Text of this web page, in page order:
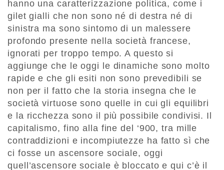
hanno una caratterizzazione politica, come i
gilet gialli che non sono né di destra né di
sinistra ma sono sintomo di un malessere
profondo presente nella società francese,
ignorati per troppo tempo. A questo si
aggiunge che le oggi le dinamiche sono molto
rapide e che gli esiti non sono prevedibili se
non per il fatto che la storia insegna che le
società virtuose sono quelle in cui gli equilibri
e la ricchezza sono il più possibile condivisi. Il
capitalismo, fino alla fine del ‘900, tra mille
contraddizioni e incompiutezze ha fatto sì che
ci fosse un ascensore sociale, oggi
quell’ascensore sociale è bloccato e qui c’è il